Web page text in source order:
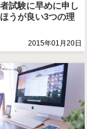
試験に早めに申し
うが良い3つの理
2015年01月20日